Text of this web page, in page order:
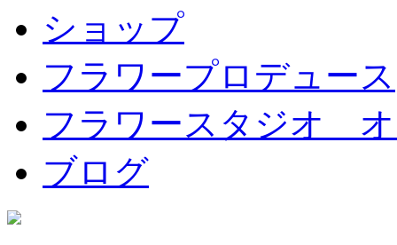
ショップ
フラワープロデュース
フラワースタジオ
ブログ